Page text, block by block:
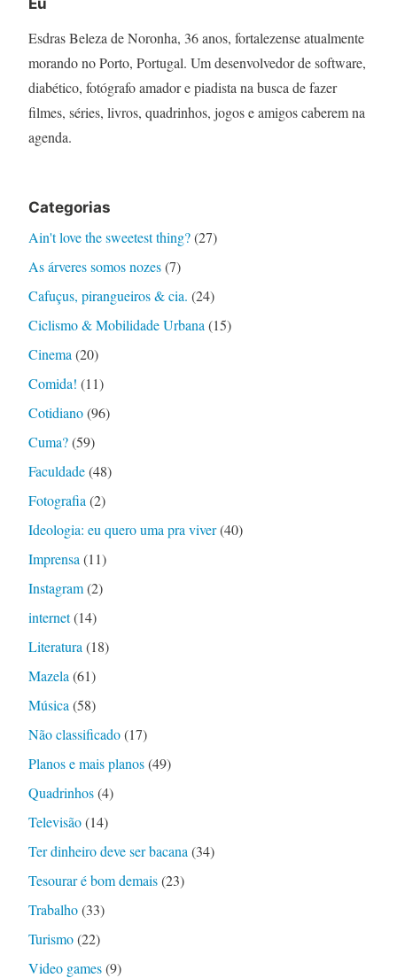
Esdras Beleza de Noronha, 36 anos, fortalezense atualmente
morando no Porto, Portugal. Um desenvolvedor de software,
diabético, fotógrafo amador e piadista na busca de fazer
filmes, séries, livros, quadrinhos, jogos e amigos caberem na
agenda.
Categorias
Ain't love the sweetest thing?(27)
As árveres somos nozes(7)
Cafuçus, pirangueiros & cia. (24)
Ciclismo & Mobilidade Urbana (15)
Cinema (20)
Comida! (11)
Cotidiano(96)
Cuma?(59)
Faculdade(48)
Fotografia (2)
Ideologia: eu quero uma pra viver(40)
Imprensa (11)
Instagram(2)
internet(14)
Literatura (18)
Mazela (61)
Música (58)
Não classificado(17)
Planos e mais planos(49)
Quadrinhos(4)
Televisão(14)
Ter dinheiro deve ser bacana (34)
Tesourar é bom demais(23)
Trabalho(33)
Turismo(22)
Video games(9)